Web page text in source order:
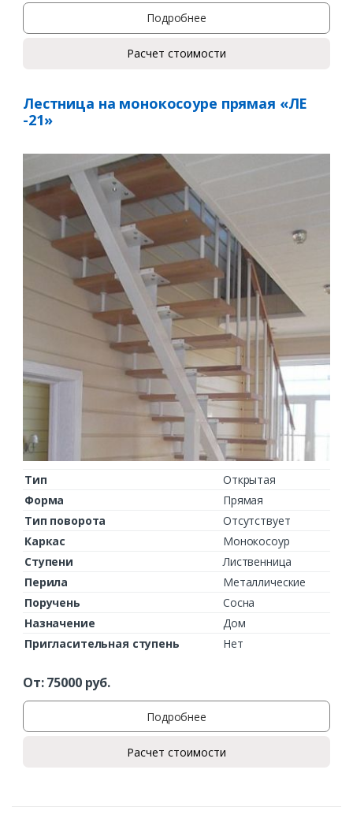
Комментарий к заказу
Подробнее
Расчет стоимости
Лестница на монокосоуре прямая «ЛЕ
-21»
Тип
Открытая
Форма
Прямая
Тип поворота
Отсутствует
Каркас
Монокосоур
Ступени
Лиственница
Перила
Металлические
Поручень
Сосна
Назначение
Дом
Пригласительная ступень
Нет
От:75000руб.
Подробнее
Расчет стоимости